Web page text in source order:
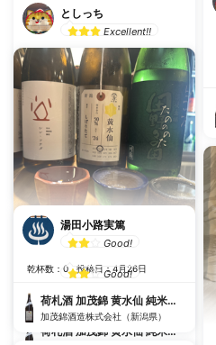
としっち
Excellent!!
冷酒で飲みたい
パイナップル #お米の甘さ
#フルーティー
乾杯数：0 投稿日：3月13日
荷札酒 加茂錦 黄水仙 純米大吟醸 生
加茂錦酒造株式会社（新潟県）
Good!
乾杯数：0 投稿日：11月19日
荷札酒 加茂錦 黄水仙 純米大吟醸 生
湯田小路実篤
Good!
乾杯数：0 投稿日：4月26日
荷札酒 加茂錦 黄水仙 純米大吟醸 生
加茂錦酒造株式会社（新潟県）